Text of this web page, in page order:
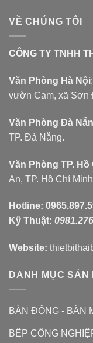
VỀ CHÚNG TÔI
CÔNG TY TNHH
Văn Phòng Hà Nội
vườn Cam, xã Sơn
Văn Phòng Đà
TP. Đà Nẵng.
Văn Phòng TP. Hồ
An, TP. Hồ Chí
Hotline:
Kỹ Thuật:
Website:
DANH MỤC SẢN
BÀN ĐÔNG - BÀN
BẾP CÔNG